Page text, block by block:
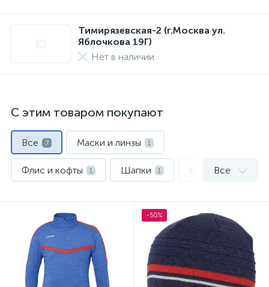
Тимирязевская-2 (г.Москва ул.
Яблочкова 19Г)
Нет в наличии
С этим товаром покупают
Все 7 Маски и линзы 1
Флис и кофты 1 Шапки 1 Шлемы 2
Все
-50%